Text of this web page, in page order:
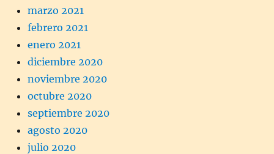
marzo 2021
febrero 2021
enero 2021
diciembre 2020
noviembre 2020
octubre 2020
septiembre 2020
agosto 2020
julio 2020